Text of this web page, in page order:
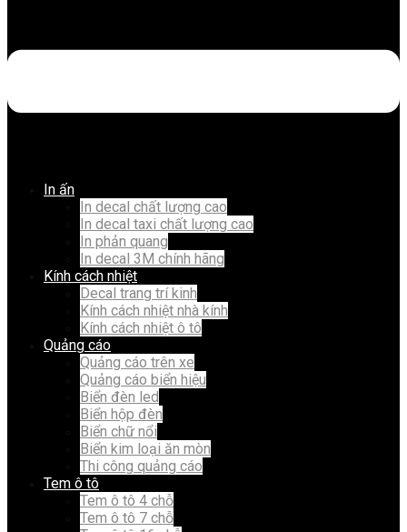
In ấn
In decal chất lượng cao
In decal taxi chất lượng cao
In phản quang
In decal 3M chính hãng
Kính cách nhiệt
Decal trang trí kinh
Kính cách nhiệt nhà kính
Kính cách nhiệt ô tô
Quảng cáo
Quảng cáo trên xe
Quảng cáo biển hiệu
Biển đèn led
Biển hộp đèn
Biển chữ nổi
Biển kim loại ăn mòn
Thi công quảng cáo
Tem ô tô
Tem ô tô 4 chỗ
Tem ô tô 7 chỗ